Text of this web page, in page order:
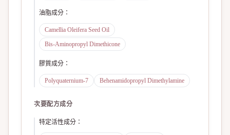
油脂成分 ：
Camellia Oleifera Seed Oil
Bis-Aminopropyl Dimethicone
膠質成分 ：
Polyquaternium-7 Behenamidopropyl Dimethylamine
次要配方成分
特定活性成分 ：